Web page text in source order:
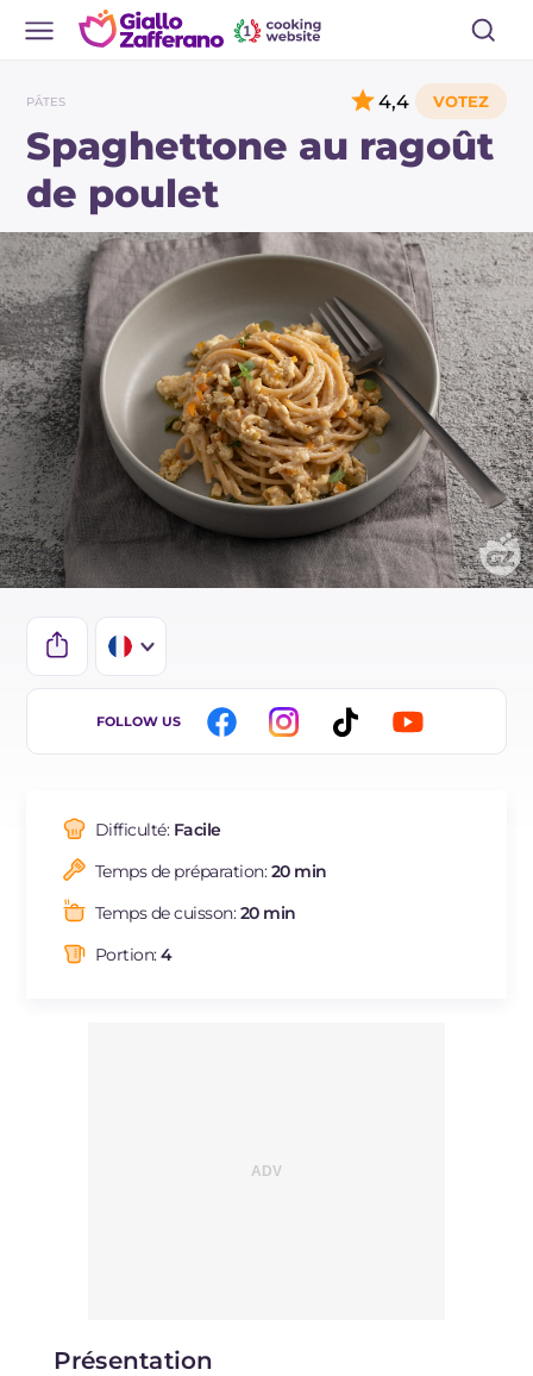
PÂTES
Spaghettone au ragoût
de poulet
4,4
IT
ES
BR
FOLLOW US
Difficulté: Facile
Temps de préparation:20 min
Temps de cuisson:20 min
Portion:4
Présentation